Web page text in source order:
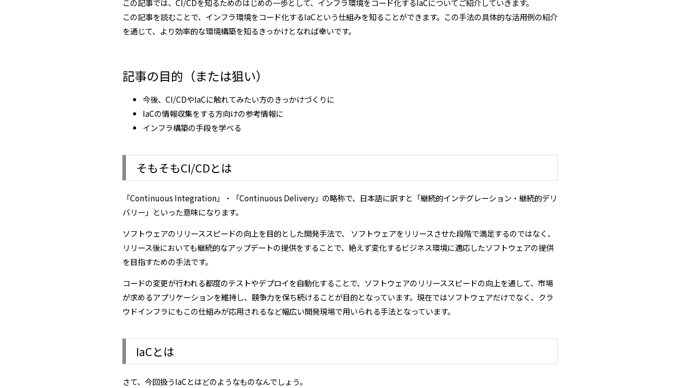
この記事では、CI/CDを知るためのはじめの一歩として、インフラ環境をコード化するIaCについてご紹介していきます。
この記事を読むことで、インフラ環境をコード化するIaCという仕組みを知ることができます。この手法の具体的な活用例の紹介
を通じて、より効率的な環境構築を知るきっかけとなれば幸いです。
記事の目的（または狙い）
今後、CI/CDやIaCに触れてみたい方のきっかけづくりに
IaCの情報収集をする方向けの参考情報に
インフラ構築の手段を学べる
そもそもCI/CDとは
「Continuous Integration」・「Continuous Delivery」の略称で、日本語に訳すと「継続的インテグレーション・継続的デリ
バリー」といった意味になります。
ソフトウェアのリリーススピードの向上を目的とした開発手法で、 ソフトウェアをリリースさせた段階で満足するのではなく、
リリース後においても継続的なアップデートの提供をすることで、絶えず変化するビジネス環境に適応したソフトウェアの提供
を目指すための手法です。
コードの変更が行われる都度のテストやデプロイを自動化することで、ソフトウェアのリリーススピードの向上を通して、市場
が求めるアプリケーションを維持し、競争力を保ち続けることが目的となっています。現在ではソフトウェアだけでなく、クラ
ウドインフラにもこの仕組みが応用されるなど幅広い開発現場で用いられる手法となっています。
IaCとは
さて、今回扱うIaCとはどのようなものなんでしょう。